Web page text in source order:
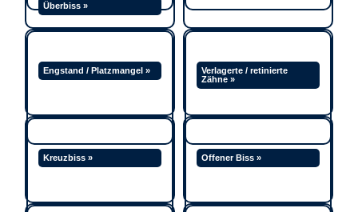
Überbiss »
Engstand / Platzmangel »
Verlagerte / retinierte
Zähne »
Kreuzbiss » Offener Biss »